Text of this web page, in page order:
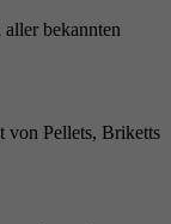
bekannten
von Pellets, Briketts